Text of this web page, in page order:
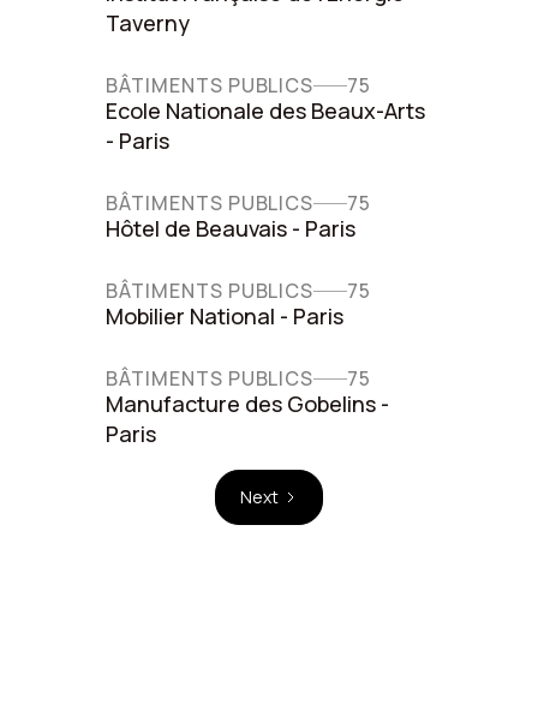
Taverny
BÂTIMENTS PUBLICS 75
Ecole Nationale des Beaux-Arts
- Paris
BÂTIMENTS PUBLICS 75
Hôtel de Beauvais - Paris
BÂTIMENTS PUBLICS 75
Mobilier National - Paris
BÂTIMENTS PUBLICS 75
Manufacture des Gobelins -
Paris
Next